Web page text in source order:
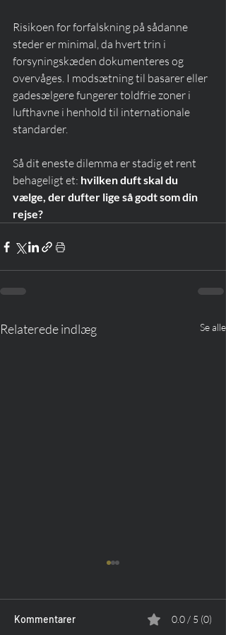
Risikoen for forfalskning på sådanne
steder er minimal, da hvert trin i
forsyningskæden dokumenteres og
overvåges. I modsætning til basarer eller
gadesælgere fungerer toldfrie zoner i
lufthavne i henhold til internationale
standarder.
Så dit eneste dilemma er stadig et rent
behageligt et: hvilken duft skal du
vælge, der dufter lige så godt som din
rejse?
Relaterede indlæg Se alle
Kommentarer 0.0 / 5 (0)